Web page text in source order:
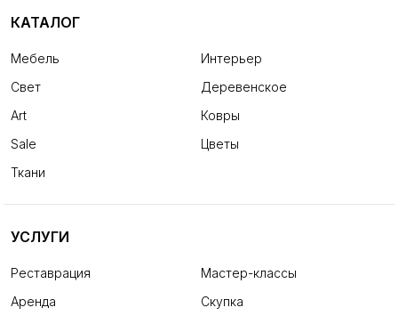
КАТАЛОГ
Мебель
Интерьер
Свет
Деревенское
Art
Ковры
Sale
Цветы
Ткани
УСЛУГИ
Реставрация
Мастер-классы
Аренда
Скупка